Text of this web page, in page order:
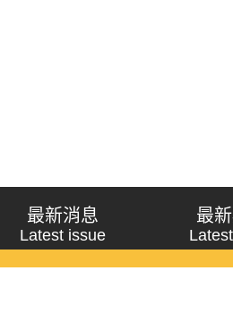
最新消息
Latest issue
最